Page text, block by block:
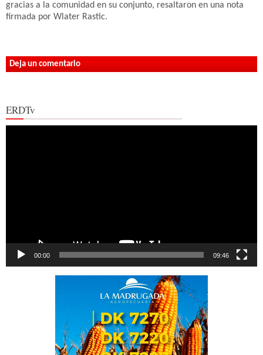
gracias a la comunidad en su conjunto, resaltaron en una nota
firmada por Wlater Rastic.
Deja un comentario
ERDTv
00:00 09:46